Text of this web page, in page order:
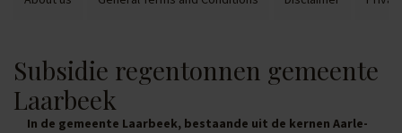
Subsidie regentonnen gemeente
Laarbeek
In de gemeente Laarbeek, bestaande uit de kernen Aarle-